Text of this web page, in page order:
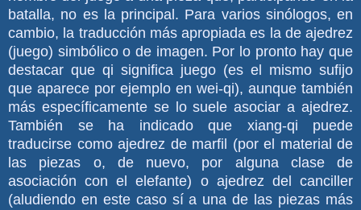
batalla, no es la principal. Para varios sinólogos, en
cambio, la traducción más apropiada es la de ajedrez
(juego) simbólico o de imagen. Por lo pronto hay que
destacar que qi significa juego (es el mismo sufijo
que aparece por ejemplo en wei-qi), aunque también
más específicamente se lo suele asociar a ajedrez.
También se ha indicado que xiang-qi puede
traducirse como ajedrez de marfil (por el material de
las piezas o, de nuevo, por alguna clase de
asociación con el elefante) o ajedrez del canciller
(aludiendo en este caso sí a una de las piezas más